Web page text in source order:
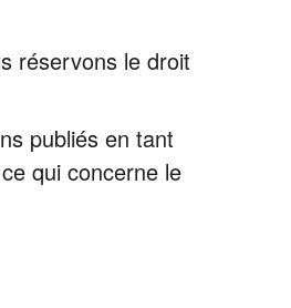
réservons le droit
publiés en tant
qui concerne le